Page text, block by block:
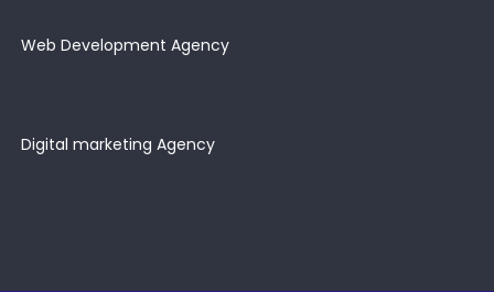
Web Development Agency
Digital marketing Agency